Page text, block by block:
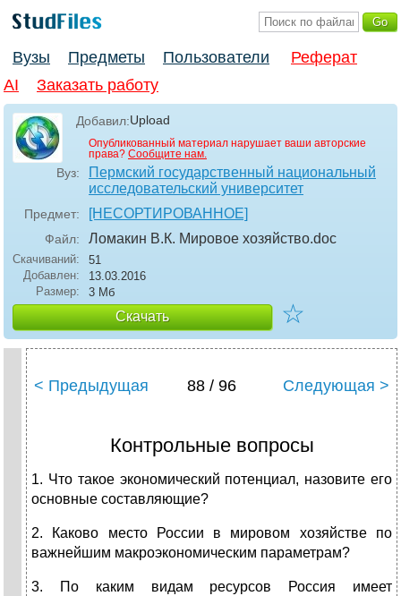
Вузы Предметы Пользователи
Реферат
AI
Заказать работу
Добавил:Upload
Опубликованный материал нарушает ваши авторские
права? Сообщите нам.
Вуз:
Пермский государственный национальный
исследовательский университет
Предмет: [НЕСОРТИРОВАННОЕ]
Файл: Ломакин В.К. Мировое хозяйство.doc
Скачиваний:
51
Добавлен:
13.03.2016
Размер:
3 Мб
Скачать ☆
< Предыдущая 88 / 96 Следующая >
Контрольные вопросы
1. Что такое экономический потенциал, назовите его
основные составляющие?
2. Каково место России в мировом хозяйстве по
важнейшим макроэкономическим параметрам?
3. По каким видам ресурсов Россия имеет